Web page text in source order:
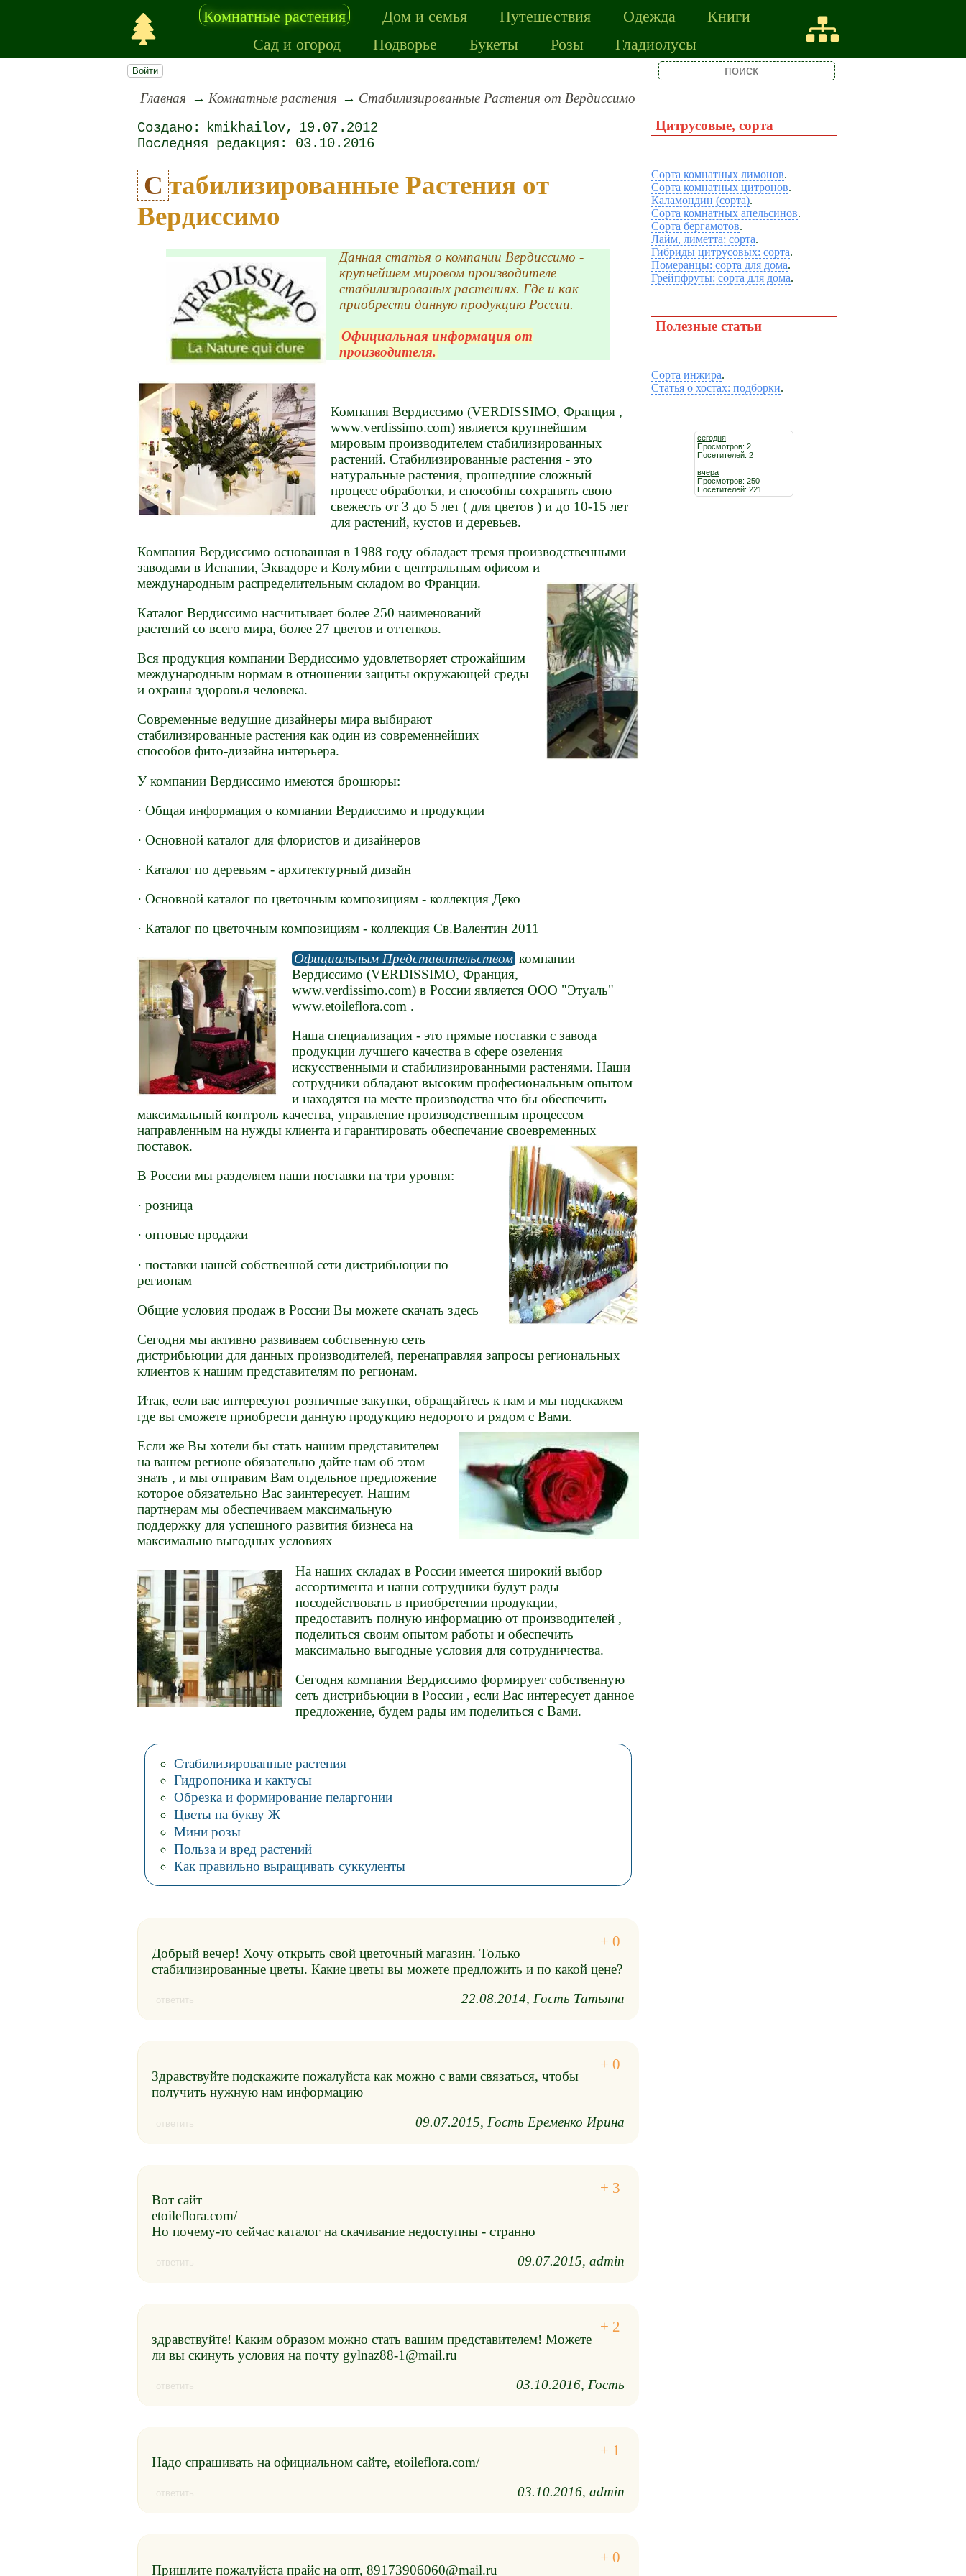
Комнатные растения Дом и семья Путешествия Одежда
Книги
Сад и огород
Подворье Букеты Розы Гладиолусы
Войти
Цитрусовые, сорта
Сорта комнатных лимонов.
Сорта комнатных цитронов.
Каламондин (сорта).
Сорта комнатных апельсинов.
Сорта бергамотов.
Лайм, лиметта: сорта.
Гибриды цитрусовых: сорта.
Померанцы: сорта для дома.
Грейпфруты: сорта для дома.
Полезные статьи
Сорта инжира.
Статья о хостах: подборки.
сегодня
Просмотров: 2
Посетителей: 2
вчера
Просмотров: 250
Посетителей: 221
Главная Комнатные растения Стабилизированные Растения от Вердиссимо
kmikhailov
19.07.2012
03.10.2016
Стабилизированные Растения от
Вердиссимо
Данная статья о компании Вердиссимо -
крупнейшем мировом производителе
стабилизированых растениях. Где и как
приобрести данную продукцию России.
Официальная информация от
производителя.
Компания Вердиссимо (VERDISSIMO, Франция ,
www.verdissimo.com) является крупнейшим
мировым производителем стабилизированных
растений. Стабилизированные растения - это
натуральные растения, прошедшие сложный
процесс обработки, и способны сохранять свою
свежесть от 3 до 5 лет ( для цветов ) и до 10-15 лет
для растений, кустов и деревьев.
Компания Вердиссимо основанная в 1988 году обладает тремя производственными
заводами в Испании, Эквадоре и Колумбии с центральным офисом и
международным распределительным складом во Франции.
Каталог Вердиссимо насчитывает более 250 наименований
растений со всего мира, более 27 цветов и оттенков.
Вся продукция компании Вердиссимо удовлетворяет строжайшим
международным нормам в отношении защиты окружающей среды
и охраны здоровья человека.
Современные ведущие дизайнеры мира выбирают
стабилизированные растения как один из современнейших
способов фито-дизайна интерьера.
У компании Вердиссимо имеются брошюры:
· Общая информация о компании Вердиссимо и продукции
· Основной каталог для флористов и дизайнеров
· Каталог по деревьям - архитектурный дизайн
· Основной каталог по цветочным композициям - коллекция Деко
· Каталог по цветочным композициям - коллекция Св.Валентин 2011
Официальным Представительством компании
Вердиссимо (VERDISSIMO, Франция,
www.verdissimo.com) в России является ООО "Этуаль"
www.etoileflora.com .
Наша специализация - это прямые поставки с завода
продукции лучшего качества в сфере озеления
искусственными и стабилизированными растенями. Наши
сотрудники обладают высоким професиональным опытом
и находятся на месте производства что бы обеспечить
максимальный контроль качества, управление производственным процессом
направленным на нужды клиента и гарантировать обеспечание своевременных
поставок.
В России мы разделяем наши поставки на три уровня:
· розница
· оптовые продажи
· поставки нашей собственной сети дистрибьюции по
регионам
Общие условия продаж в России Вы можете скачать здесь
Сегодня мы активно развиваем собственную сеть
дистрибьюции для данных производителей, перенаправляя запросы региональных
клиентов к нашим представителям по регионам.
Итак, если вас интересуют розничные закупки, обращайтесь к нам и мы подскажем
где вы сможете приобрести данную продукцию недорого и рядом с Вами.
Если же Вы хотели бы стать нашим представителем
на вашем регионе обязательно дайте нам об этом
знать , и мы отправим Вам отдельное предложение
которое обязательно Вас заинтересует. Нашим
пaртнерам мы обеспечиваем максимальную
поддержку для успешного развития бизнеса на
максимально выгодных условиях
На наших складах в России имеется широкий выбор
ассортимента и наши сотрудники будут рады
посодействовать в приобретении продукции,
предоставить полную информацию от производителей ,
поделиться своим опытом работы и обеспечить
максимально выгодные условия для сотрудничества.
Сегодня компания Вердиссимо формирует собственную
сеть дистрибьюции в России , если Вас интересуeт данное
предложение, будем рады им поделиться с Вами.
Стабилизированные растения
Гидропоника и кактусы
Обрезка и формирование пеларгонии
Цветы на букву Ж
Мини розы
Польза и вред растений
Как правильно выращивать суккуленты
Добрый вечер! Хочу открыть свой цветочный магазин. Только
стабилизированные цветы. Какие цветы вы можете предложить и по какой цене?
ответить 22.08.2014 Гость Татьяна
Здравствуйте подскажите пожалуйста как можно с вами связаться, чтобы
получить нужную нам информацию
ответить 09.07.2015 Гость Еременко Ирина
Вот сайт
etoileflora.com/
Но почему-то сейчас каталог на скачивание недоступны - странно
ответить 09.07.2015 admin
здравствуйте! Каким образом можно стать вашим представителем! Можете
ли вы скинуть условия на почту gylnaz88-1@mail.ru
ответить 03.10.2016 Гость
Надо спрашивать на официальном сайте, etoileflora.com/
ответить 03.10.2016 admin
Пришлите пожалуйста прайс на опт, 89173906060@mail.ru